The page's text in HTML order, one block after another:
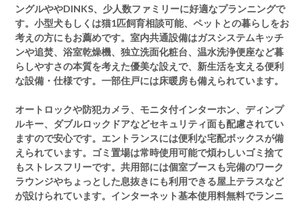
ングルややDINKS、少人数ファミリーに好適なプランニングで
す。小型犬もしくは猫1匹飼育相談可能、ペットとの暮らしをお
考えの方にもお薦めです。室内共通設備はガスシステムキッチ
ンや追焚、浴室乾燥機、独立洗面化粧台、温水洗浄便座など暮
らしやすさの本質を考えた優美な設えで、新生活を支える便利
な設備・仕様です。一部住戸には床暖房も備えられています。
オートロックや防犯カメラ、モニタ付インターホン、ディンプ
ルキー、ダブルロックドアなどセキュリティ面も配慮されてい
ますので安心です。エントランスには便利な宅配ボックスが備
えられています。ゴミ置場は常時使用可能で煩わしいゴミ捨て
もストレスフリーです。共用部には個室ブースも完備のワーク
ラウンジやちょっとした息抜きにも利用できる屋上テラスなど
が設けられています。インターネット基本使用料無料でランニ